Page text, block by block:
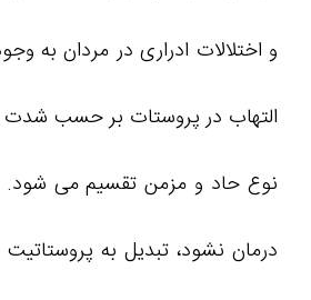
و اختلالات ادراری در مردان به
التهاب در پروستات بر حسب شدت
نوع حاد و مزمن تقسیم می شود.
درمان نشود، تبدیل به